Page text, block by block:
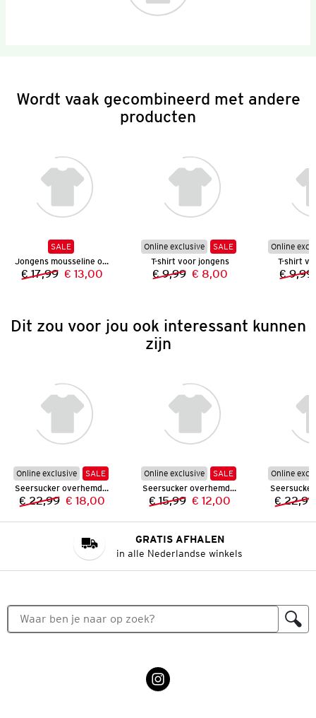
Wordt vaak gecombineerd met andere
producten
SALE
Jongens mousseline overhemd
Vorige prijs:
€ 17,99 Nieuwe prijs:
€ 13,00
Online exclusive
SALE
T-shirt voor jongens
Vorige prijs:
€ 9,99 Nieuwe prijs:
€ 8,00
Online
T-shirt
€ 9,99
Dit zou voor jou ook interessant kunnen
zijn
Online exclusive
SALE
Seersucker overhemd voor jongens
Vorige prijs:
€ 22,99 Nieuwe prijs:
€ 18,00
Online exclusive
SALE
Seersucker overhemd voor jongens
Vorige prijs:
€ 15,99 Nieuwe prijs:
€ 12,00
Online
€ 22,99
GRATIS AFHALEN
in alle Nederlandse winkels